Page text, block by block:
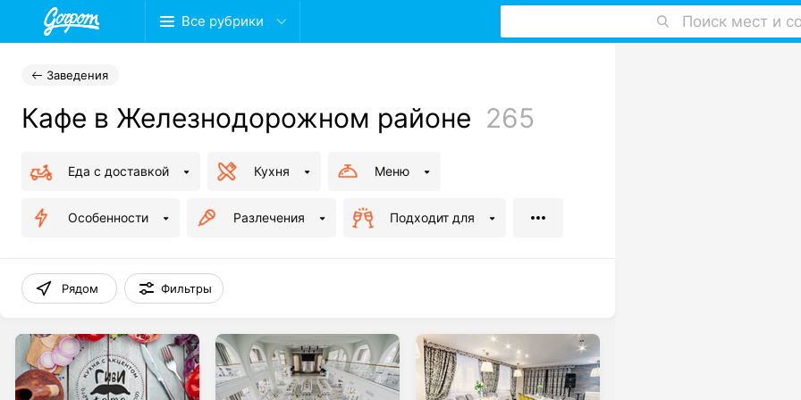
Все рубрики Поиск мест и
Заведения
Кафе в Железнодорожном районе 265
Еда с доставкой Кухня Меню
Особенности Разлечения Подходит для
Рядом Фильтры